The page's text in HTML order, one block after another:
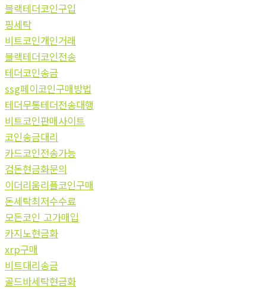
블랙테더코인구입
핑세탁
비트코인개인거래
블랙테더코인전송
테더코인송금
ssg페이코인구매방법
테더무통테더전송대행
비트코인판매사이트
코인송금대리
카드코인전송가능
검돈현금화문의
이더리움리플코인구매
돈세탁최저수수료
모든코인 고가매입
카지노현금화
xrp구매
비트대리송금
골드바세탁현금화